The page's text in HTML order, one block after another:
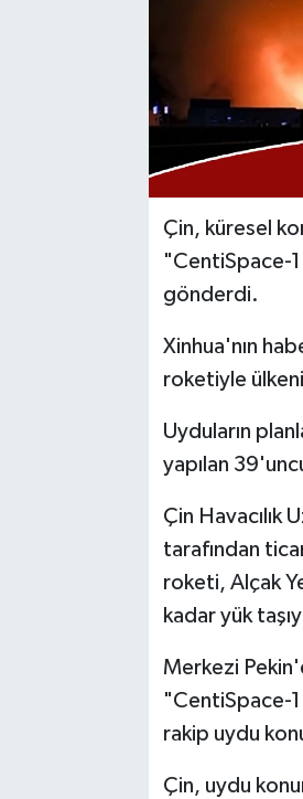
Çin, küresel
"CentiSpace-
gönderdi.
Xinhua'nın
roketiyle
Uyduların
yapılan
Çin Havacılık
tarafından
roketi, Alçak
kadar yük
Merkezi
"CentiSpace-
rakip uydu
Çin, uydu